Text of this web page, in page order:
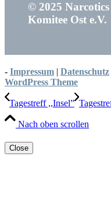
© 2025
Komitee Ost e.V.
- Impressum | Datenschutz
WordPress Theme
Tagestreff ,,Insel”
Nach oben scrollen
Close